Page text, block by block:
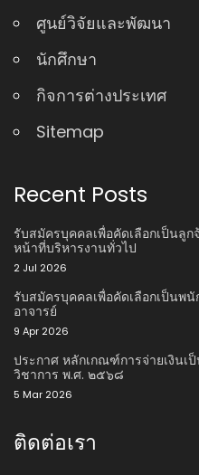
ศูนย์วิจัยและพัฒนา
นักศึกษา
กิจการต่างประเทศ
Sitemap
Recent Posts
รับสมัครบุคคลเพื่อคัดเลือกเป็นลูก
หน้าที่บริหารงานทั่วไป
2 Jul 2026
รับสมัครบุคคลเพื่อคัดเลือกเป็นพ
อาจารย์
9 Apr 2026
ประกาศ หลักเกณฑ์การจ่ายเงินเ
วิชาการ พ.ศ. ๒๕๖๘
5 Mar 2026
ติดต่อเรา